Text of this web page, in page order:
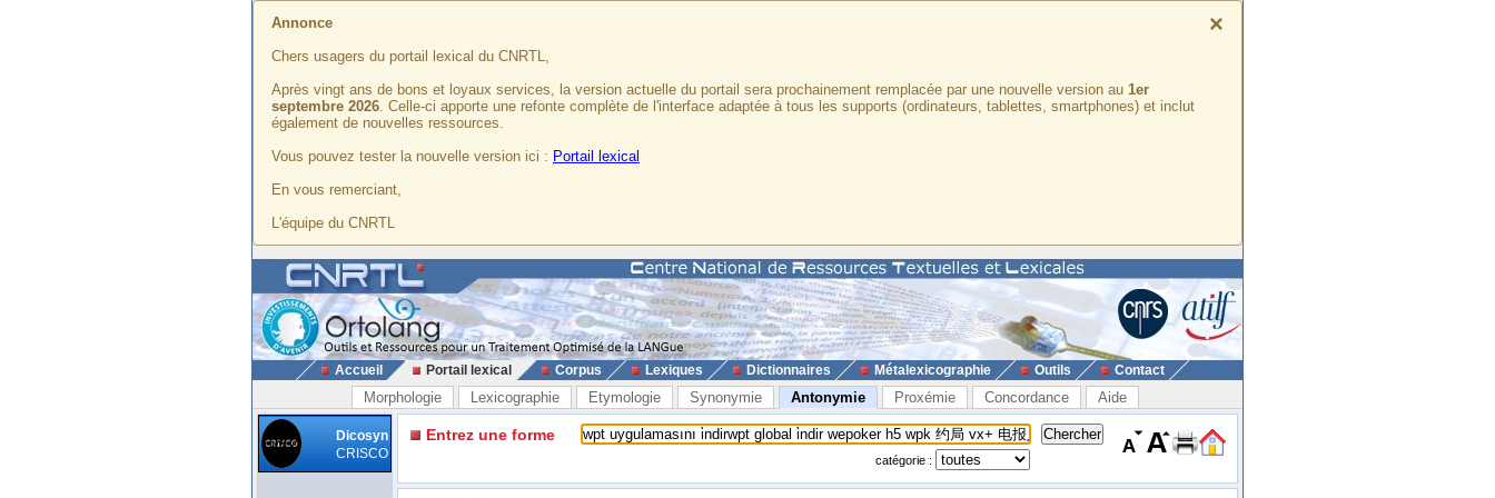
×
Annonce
Chers usagers du portail lexical du CNRTL,
Après vingt ans de bons et loyaux services, la version actuelle du portail sera prochainement remplacée par une nouvelle version au 1er
septembre 2026. Celle-ci apporte une refonte complète de l'interface adaptée à tous les supports (ordinateurs, tablettes, smartphones) et inclut
également de nouvelles ressources.
Vous pouvez tester la nouvelle version ici : Portail lexical
En vous remerciant,
L'équipe du CNRTL
Accueil Portail lexical Corpus Lexiques Dictionnaires Métalexicographie Outils Contact
Morphologie Lexicographie Etymologie Synonymie Antonymie Proxémie Concordance Aide
Dicosyn
CRISCO
Entrez une forme
catégorie :